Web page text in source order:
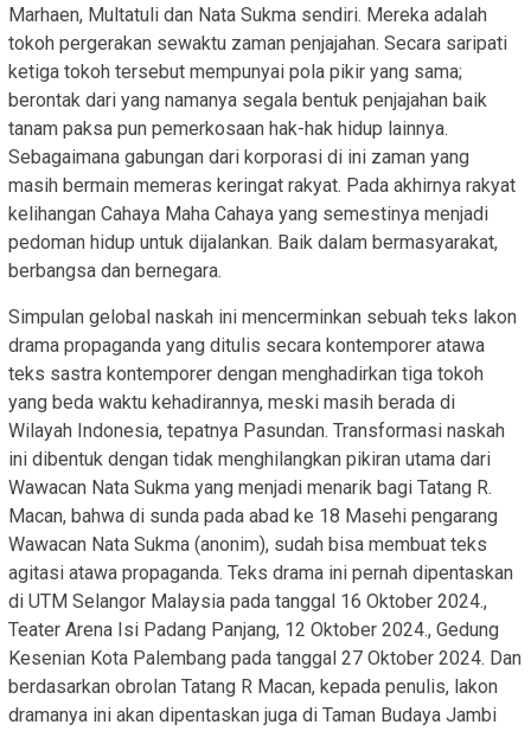
Marhaen, Multatuli dan Nata Sukma sendiri. Mereka adalah
tokoh pergerakan sewaktu zaman penjajahan. Secara saripati
ketiga tokoh tersebut mempunyai pola pikir yang sama;
berontak dari yang namanya segala bentuk penjajahan baik
tanam paksa pun pemerkosaan hak-hak hidup lainnya.
Sebagaimana gabungan dari korporasi di ini zaman yang
masih bermain memeras keringat rakyat. Pada akhirnya rakyat
kelihangan Cahaya Maha Cahaya yang semestinya menjadi
pedoman hidup untuk dijalankan. Baik dalam bermasyarakat,
berbangsa dan bernegara.
Simpulan gelobal naskah ini mencerminkan sebuah teks lakon
drama propaganda yang ditulis secara kontemporer atawa
teks sastra kontemporer dengan menghadirkan tiga tokoh
yang beda waktu kehadirannya, meski masih berada di
Wilayah Indonesia, tepatnya Pasundan. Transformasi naskah
ini dibentuk dengan tidak menghilangkan pikiran utama dari
Wawacan Nata Sukma yang menjadi menarik bagi Tatang R.
Macan, bahwa di sunda pada abad ke 18 Masehi pengarang
Wawacan Nata Sukma (anonim), sudah bisa membuat teks
agitasi atawa propaganda. Teks drama ini pernah dipentaskan
di UTM Selangor Malaysia pada tanggal 16 Oktober 2024.,
Teater Arena Isi Padang Panjang, 12 Oktober 2024., Gedung
Kesenian Kota Palembang pada tanggal 27 Oktober 2024. Dan
berdasarkan obrolan Tatang R Macan, kepada penulis, lakon
dramanya ini akan dipentaskan juga di Taman Budaya Jambi